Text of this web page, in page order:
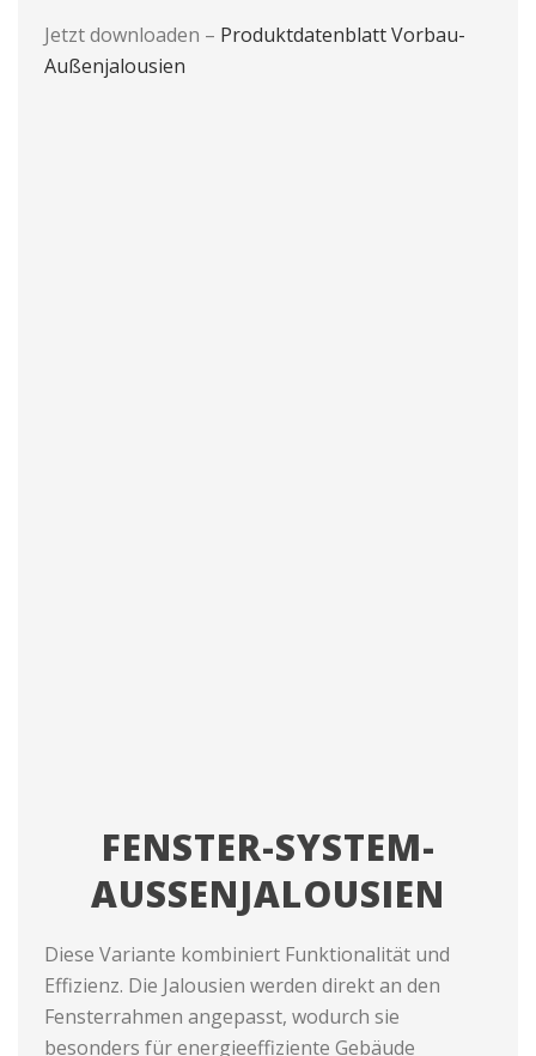
Jetzt downloaden – Produktdatenblatt Vorbau-
Außenjalousien
FENSTER-SYSTEM-
AUSSENJALOUSIEN
Diese Variante kombiniert Funktionalität und
Effizienz. Die Jalousien werden direkt an den
Fensterrahmen angepasst, wodurch sie
besonders für energieeffiziente Gebäude